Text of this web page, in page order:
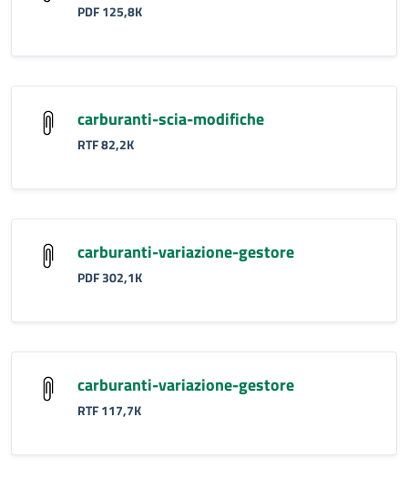
PDF 125,8K
carburanti-scia-modifiche
RTF 82,2K
carburanti-variazione-gestore
PDF 302,1K
carburanti-variazione-gestore
RTF 117,7K